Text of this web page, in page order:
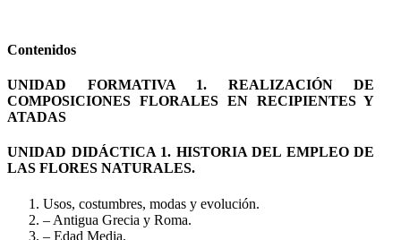
Contenidos
UNIDAD FORMATIVA 1. REALIZACIÓN DE
COMPOSICIONES FLORALES EN RECIPIENTES Y
ATADAS
UNIDAD DIDÁCTICA 1. HISTORIA DEL EMPLEO DE
LAS FLORES NATURALES.
Usos, costumbres, modas y evolución.
– Antigua Grecia y Roma.
– Edad Media.